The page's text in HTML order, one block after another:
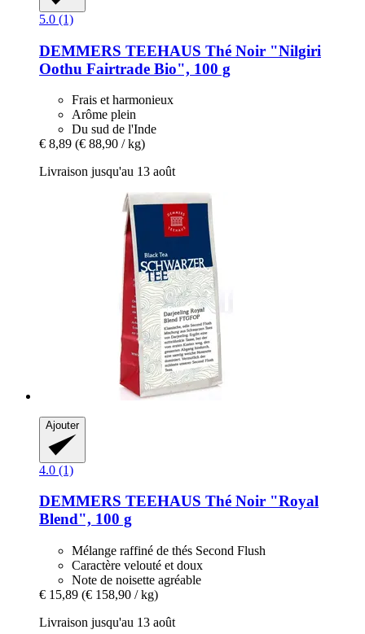
5.0 (1)
DEMMERS TEEHAUS Thé Noir "Nilgiri
Oothu Fairtrade Bio", 100 g
Frais et harmonieux
Arôme plein
Du sud de l'Inde
€ 8,89 (€ 88,90 / kg)
Livraison jusqu'au 13 août
Ajouter
4.0 (1)
DEMMERS TEEHAUS Thé Noir "Royal
Blend", 100 g
Mélange raffiné de thés Second Flush
Caractère velouté et doux
Note de noisette agréable
€ 15,89 (€ 158,90 / kg)
Livraison jusqu'au 13 août